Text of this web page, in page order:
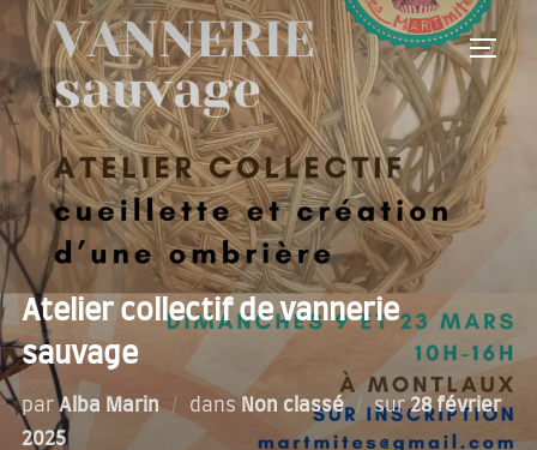
Aller
contenu
Atelier collectif de vannerie
sauvage
parAlba Marin dans Non classé surPublié
le
28 février
2025